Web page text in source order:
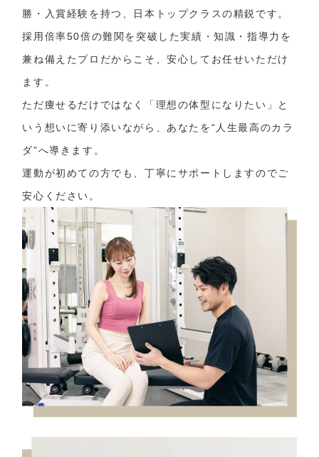
勝・入賞経験を持つ、日本トップクラスの精鋭です。
採用倍率50倍の難関を突破した実績・知識・指導力を
兼ね備えたプロだからこそ、安心してお任せいただけ
ます。
ただ痩せるだけではなく「理想の体型になりたい」と
いう想いに寄り添いながら、あなたを“人生最高のカラ
ダ”へ導きます。
運動が初めての方でも、丁寧にサポートしますのでご
安心ください。